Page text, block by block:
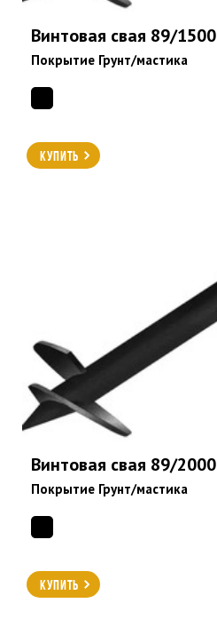
Винтовая свая 89/1500
Покрытие Грунт/мастика
Купить
Винтовая свая 89/2000
Покрытие Грунт/мастика
Купить